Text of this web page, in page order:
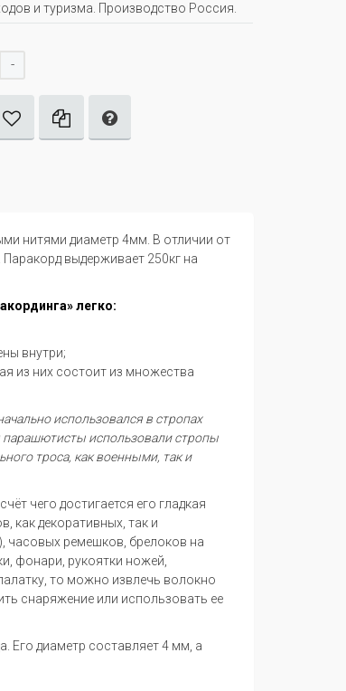
и туризма. Производство Россия.
-
нитями диаметр 4мм. В отличии от
выдерживает 250кг на
легко:
внутри;
из них состоит из множества
использовался в стропах
использовали стропы
троса, как военными, так и
чего достигается его гладкая
как декоративных, так и
часовых ремешков, брелоков на
фонари, рукоятки ножей,
то можно извлечь волокно
снаряжение или использовать ее
Его диаметр составляет 4 мм, а